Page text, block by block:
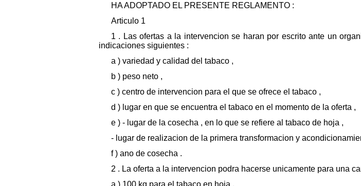
HA ADOPTADO EL PRESENTE REGLAMENTO :
Articulo 1
1 . Las ofertas a la intervencion se haran por escrito ante un
indicaciones siguientes :
a ) variedad y calidad del tabaco ,
b ) peso neto ,
c ) centro de intervencion para el que se ofrece el tabaco ,
d ) lugar en que se encuentra el tabaco en el momento de la oferta ,
e ) - lugar de la cosecha , en lo que se refiere al tabaco de hoja ,
- lugar de realizacion de la primera transformacion y
f ) ano de cosecha .
2 . La oferta a la intervencion podra hacerse unicamente para una
a ) 100 kg para el tabaco en hoja ,